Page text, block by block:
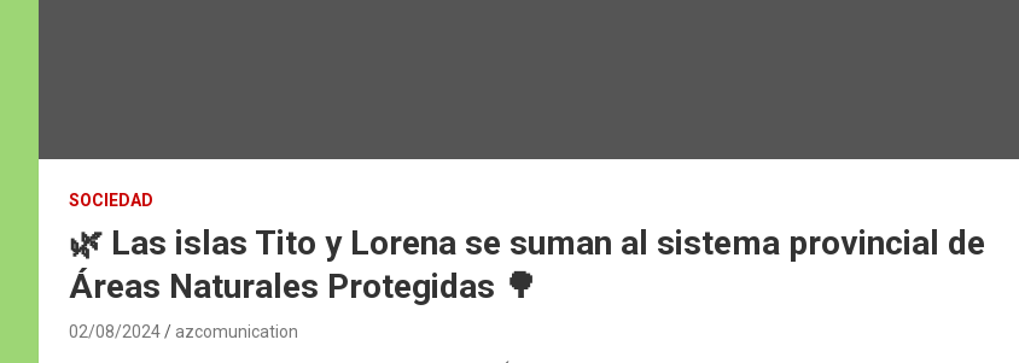
SOCIEDAD
🌿 Las islas Tito y Lorena se suman al sistema provincial de
Áreas Naturales Protegidas 🌳
02/08/2024 azcomunication